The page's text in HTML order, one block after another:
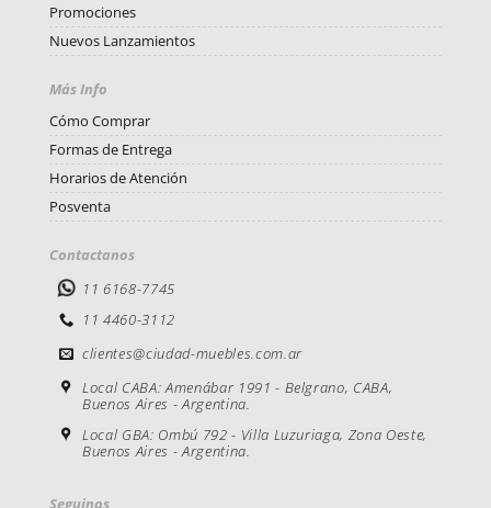
Promociones
Nuevos Lanzamientos
Más Info
Cómo Comprar
Formas de Entrega
Horarios de Atención
Posventa
Contactanos
11 6168-7745
11 4460-3112
clientes@ciudad-muebles.com.ar
Local CABA: Amenábar 1991 - Belgrano, CABA,
Buenos Aires - Argentina.
Local GBA: Ombú 792 - Villa Luzuriaga, Zona Oeste,
Buenos Aires - Argentina.
Seguinos